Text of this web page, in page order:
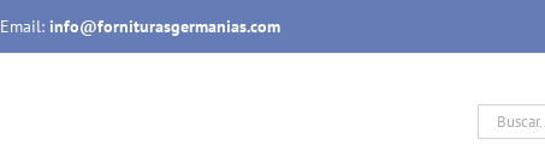
Email: info@forniturasgermanias.com
Buscar: